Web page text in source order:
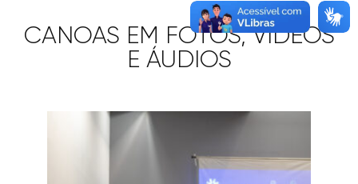
CANOAS EM FOTOS, VÍDEOS
E ÁUDIOS